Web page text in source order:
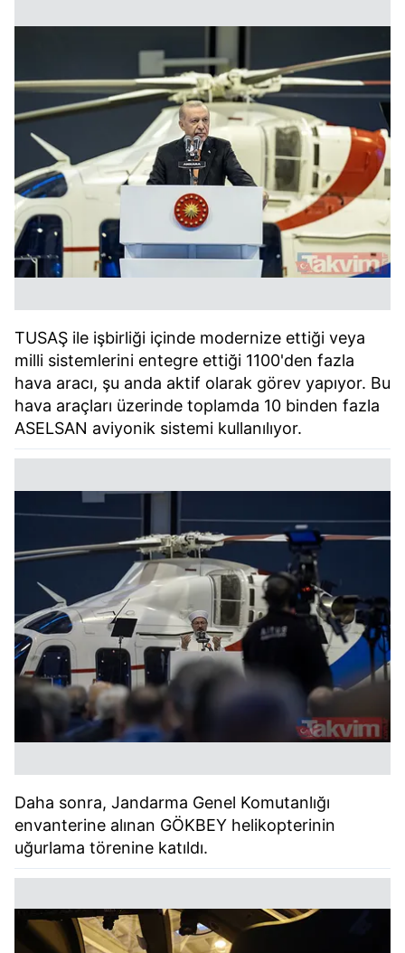
TUSAŞ ile işbirliği içinde modernize ettiği veya
milli sistemlerini entegre ettiği 1100'den fazla
hava aracı, şu anda aktif olarak görev yapıyor. Bu
hava araçları üzerinde toplamda 10 binden fazla
ASELSAN aviyonik sistemi kullanılıyor.
Daha sonra, Jandarma Genel Komutanlığı
envanterine alınan GÖKBEY helikopterinin
uğurlama törenine katıldı.